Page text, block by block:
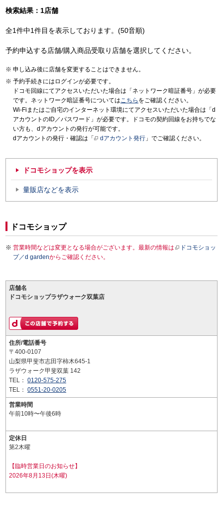
検索結果：1店舗
全1件中1件目を表示しております。(50音順)
予約申込する店舗/購入商品受取り店舗を選択してください。
申し込み後に店舗を変更することはできません。
予約手続きにはログインが必要です。
ドコモ回線にてアクセスいただいた場合は「ネットワーク暗証番号」が必要
です。ネットワーク暗証番号についてはこちら をご確認ください。
Wi-Fiまたはご自宅のインターネット環境にてアクセスいただいた場合は「d
アカウントのID／パスワード」が必要です。ドコモの契約回線をお持ちでな
い方も、dアカウントの発行が可能です。
dアカウントの発行・確認は「
dアカウント発行 」でご確認ください。
ドコモショップを表示
量販店などを表示
ドコモショップ
営業時間などは変更となる場合がございます。最新の情報は
ドコモショッ
プ／d gardenからご確認ください。
店舗名
ドコモショップラザウォーク双葉店
住所/電話番号
〒400-0107
山梨県甲斐市志田字柿木645-1
ラザウォーク甲斐双葉 142
TEL： 0120-575-275
TEL： 0551-20-0205
営業時間
午前10時〜午後6時
定休日
第2木曜
【臨時営業日のお知らせ】
2026年8月13日(木曜)